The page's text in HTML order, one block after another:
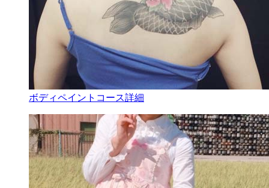
ボディペイントコース詳細